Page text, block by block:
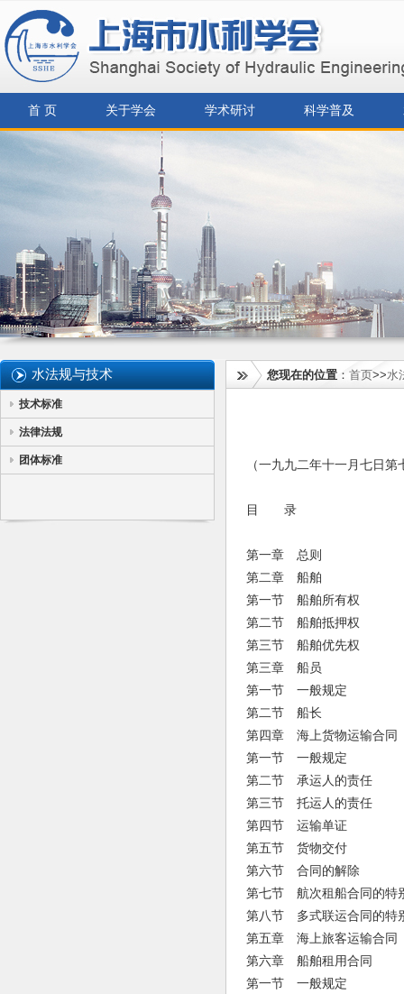
首 页 关于学会 学术研讨 科学普及
水法规与技术
技术标准
法律法规
团体标准
您现在的位置 ： 首页>>水
（一九九二年十一月七日
目 录
第一章 总则
第二章 船舶
第一节 船舶所有权
第二节 船舶抵押权
第三节 船舶优先权
第三章 船员
第一节 一般规定
第二节 船长
第四章 海上货物运输合同
第一节 一般规定
第二节 承运人的责任
第三节 托运人的责任
第四节 运输单证
第五节 货物交付
第六节 合同的解除
第七节 航次租船合同的特
第八节 多式联运合同的特
第五章 海上旅客运输合同
第六章 船舶租用合同
第一节 一般规定